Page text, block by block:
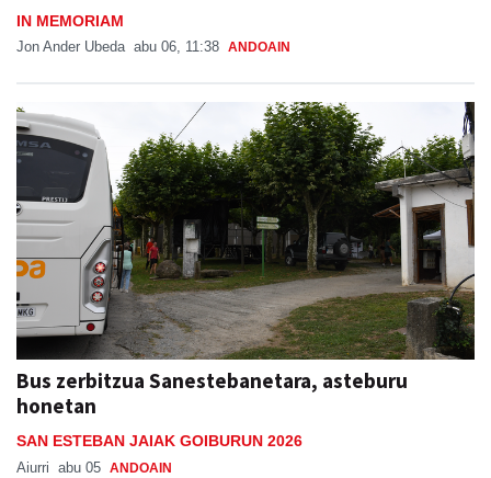
IN MEMORIAM
Jon Ander Ubeda abu 06, 11:38 ANDOAIN
Bus zerbitzua Sanestebanetara, asteburu
honetan
SAN ESTEBAN JAIAK GOIBURUN 2026
Aiurri abu 05 ANDOAIN